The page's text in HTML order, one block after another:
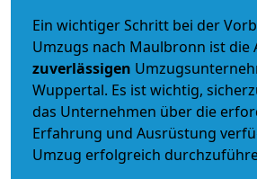
Ein wichtiger Schritt bei der
Umzugs nach Maulbronn ist die
zuverlässigen
Wuppertal. Es ist wichtig,
das Unternehmen über die
Erfahrung und Ausrüstung
Umzug erfolgreich